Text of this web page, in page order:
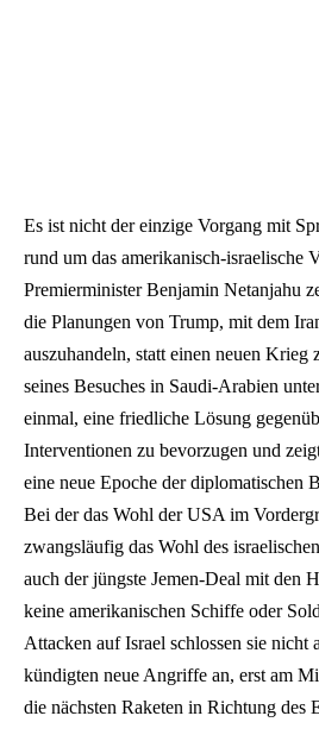
Es ist nicht der einzige Vorgang mit
rund um das amerikanisch-israelische
Premierminister Benjamin Netanjahu
die Planungen von Trump, mit dem
auszuhandeln, statt einen neuen Krieg
seines Besuches in Saudi-Arabien
einmal, eine friedliche Lösung
Interventionen zu bevorzugen und
eine neue Epoche der diplomatischen
Bei der das Wohl der USA im
zwangsläufig das Wohl des
auch der jüngste Jemen-Deal mit den
keine amerikanischen Schiffe oder
Attacken auf Israel schlossen sie nicht
kündigten neue Angriffe an, erst am
die nächsten Raketen in Richtung des